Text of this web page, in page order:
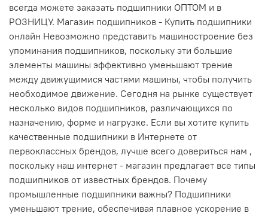
всегда можете заказать подшипники ОПТОМ и в
РОЗНИЦУ. Магазин подшипников - Купить подшипники
онлайн Невозможно представить машиностроение без
упоминания подшипников, поскольку эти большие
элементы машины эффективно уменьшают трение
между движущимися частями машины, чтобы получить
необходимое движение. Сегодня на рынке существует
несколько видов подшипников, различающихся по
назначению, форме и нагрузке. Если вы хотите купить
качественные подшипники в Интернете от
первоклассных брендов, лучше всего довериться нам ,
поскольку наш интернет - магазин предлагает все типы
подшипников от известных брендов. Почему
промышленные подшипники важны? Подшипники
уменьшают трение, обеспечивая плавное ускорение в